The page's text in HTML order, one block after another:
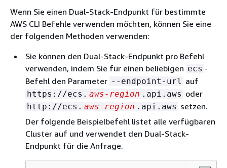
Wenn Sie einen Dual-Stack-Endpunkt für bestimmte
AWS CLI Befehle verwenden möchten, können Sie eine
der folgenden Methoden verwenden:
Sie können den Dual-Stack-Endpunkt pro Befehl
verwenden, indem Sie für einen beliebigen ecs -
Befehl den Parameter --endpoint-url auf
https://ecs. aws-region .api.aws oder
http://ecs. aws-region .api.aws setzen.
Der folgende Beispielbefehl listet alle verfügbaren
Cluster auf und verwendet den Dual-Stack-
Endpunkt für die Anfrage.